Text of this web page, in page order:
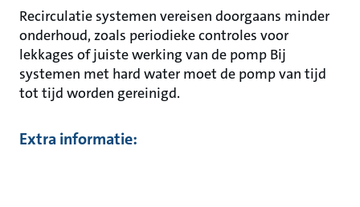
Recirculatie systemen vereisen doorgaans minder
onderhoud, zoals periodieke controles voor
lekkages of juiste werking van de pomp Bij
systemen met hard water moet de pomp van tijd
tot tijd worden gereinigd.
Extra informatie: